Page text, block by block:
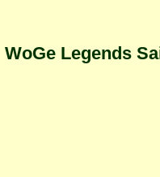
WoGe Legends